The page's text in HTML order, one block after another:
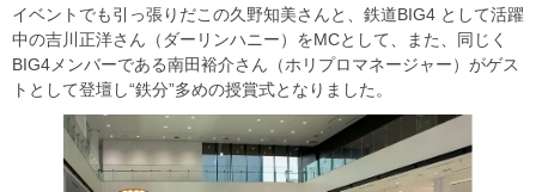
イベントでも引っ張りだこの久野知美さんと、鉄道BIG4 として活躍
中の吉川正洋さん（ダーリンハニー）をMCとして、また、同じく
BIG4メンバーである南田裕介さん（ホリプロマネージャー）がゲス
トとして登壇し“鉄分”多めの授賞式となりました。